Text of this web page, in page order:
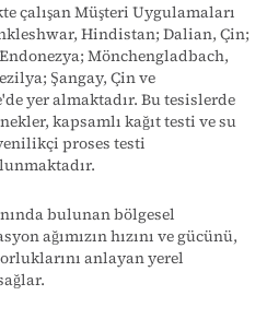
çalışanMüşteri Uygulamaları
, Hindistan; Dalian, Çin;
Mönchengladbach,
Şangay, Çin ve
'de yer almaktadır. Bu tesislerde
kapsamlı kağıt testi ve su
proses testi
bulunan bölgesel
ağımızın hızını ve gücünü,
anlayan yerel